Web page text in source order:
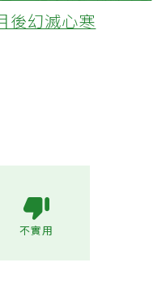
、糖尿病風險大增
後幻滅心寒